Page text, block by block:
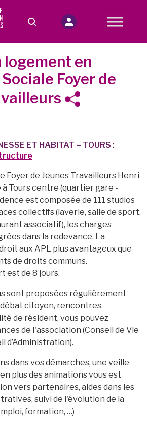
logement en
Foyer de
ET HABITAT – TOURS :
Foyer de Jeunes Travailleurs Henri
Tours centre (quartier gare -
est composée de 111 studios
collectifs (laverie, salle de sport,
associatif), les charges
dans la redevance. La
aux APL plus avantageux que
de droits communs.
est de 8 jours.
sont proposées régulièrement
citoyen, rencontres
de résident, vous pouvez
de l'association (Conseil de Vie
d’Administration).
dans vos démarches, une veille
plus des animations vous est
vers partenaires, aides dans les
suivi de l'évolution de la
formation, …)